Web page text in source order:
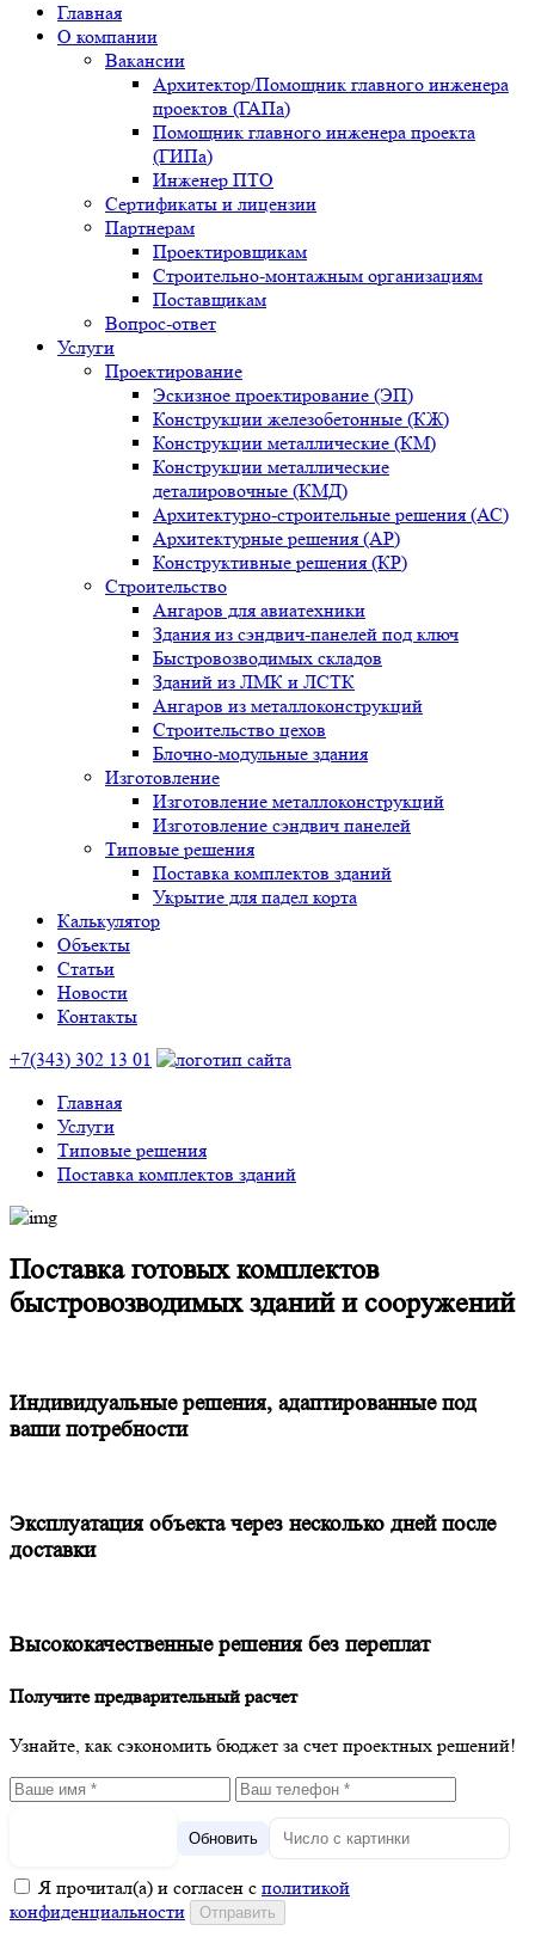
Главная
О компании
Вакансии
Архитектор/Помощник главного инженера
проектов (ГАПа)
Помощник главного инженера проекта
(ГИПа)
Инженер ПТО
Сертификаты и лицензии
Партнерам
Проектировщикам
Строительно-монтажным организациям
Поставщикам
Вопрос-ответ
Услуги
Проектирование
Эскизное проектирование (ЭП)
Конструкции железобетонные (КЖ)
Конструкции металлические (КМ)
Конструкции металлические
деталировочные (КМД)
Архитектурно-строительные решения (АС)
Архитектурные решения (АР)
Конструктивные решения (КР)
Строительство
Ангаров для авиатехники
Здания из сэндвич-панелей под ключ
Быстровозводимых складов
Зданий из ЛМК и ЛСТК
Ангаров из металлоконструкций
Строительство цехов
Блочно-модульные здания
Изготовление
Изготовление металлоконструкций
Изготовление сэндвич панелей
Типовые решения
Поставка комплектов зданий
Укрытие для падел корта
Калькулятор
Объекты
Статьи
Новости
Контакты
+7(343) 302 13 01
Главная
Услуги
Типовые решения
Поставка комплектов зданий
Поставка готовых комплектов
быстровозводимых зданий и сооружений
Индивидуальные решения, адаптированные под
ваши потребности
Эксплуатация объекта через несколько дней после
доставки
Высококачественные решения без переплат
Получите предварительный расчет
Узнайте, как сэкономить бюджет за счет проектных решений!
Обновить
Я прочитал(а) и согласен с политикой
конфиденциальности